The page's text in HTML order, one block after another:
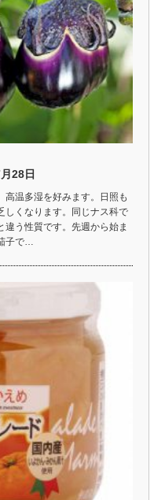
28日
高温多湿を好みます。日照も
しくなります。同じナス科で
違う性質です。先週から始ま
子で…